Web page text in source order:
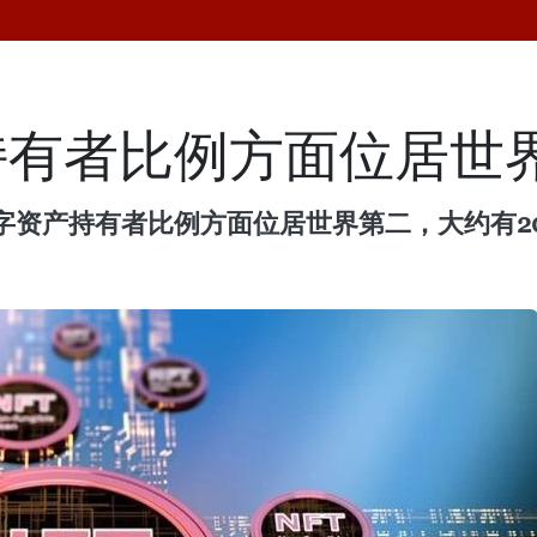
者比例方面位居世
资产持有者比例方面位居世界第二，大约有